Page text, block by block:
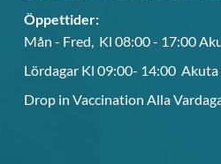
Öppettider:
Mån - Fred, Kl 08:00 - 17:00
Lördagar Kl 09:00- 14:00
Drop in Vaccination Alla